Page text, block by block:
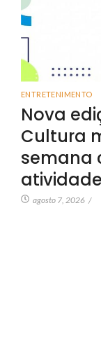
ENTRETENIMENTO
Nova
Cultura
semana
agosto 7, 2026 /